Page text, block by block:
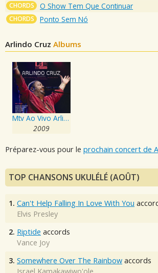
CHORDS O Show Tem Que Continuar
CHORDS Ponto Sem Nó
Arlindo Cruz Albums
Mtv Ao Vivo Arlindo Cruz - Cd 1
2009
Préparez-vous pour le prochain concert de
TOP CHANSONS UKULÉLÉ (AOÛT)
1. Can't Help Falling In Love With You
Elvis Presley
2. Riptide accords
Vance Joy
3. Somewhere Over The Rainbow accords
Israel Kamakawiwo'ole